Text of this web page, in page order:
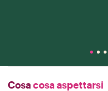
Cosa cosa aspettarsi